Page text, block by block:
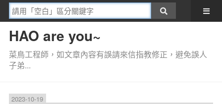
HAO are you~
菜鳥工程師，如文章內容有誤請來信指教修正，避免誤人
子弟...
2023-10-19